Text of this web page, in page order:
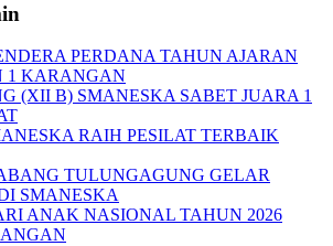
PERDANA TAHUN AJARAN
1 KARANGAN
(XII B) SMANESKA SABET JUARA 1
RAIH PESILAT TERBAIK
TULUNGAGUNG GELAR
SMANESKA
ANAK NASIONAL TAHUN 2026